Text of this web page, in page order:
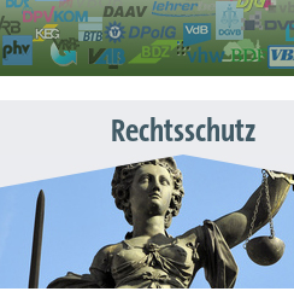
Rechtsschutz